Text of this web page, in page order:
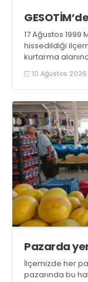
17 Ağustos 1999
hissedildiği
kurtarma
Gölcük Arama
bünyesindeki
10 Ağustos
Pazarda
İlçemizde her
pazarında bu